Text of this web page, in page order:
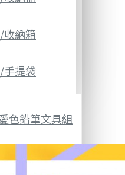
收納箱
手提袋
色鉛筆文具組